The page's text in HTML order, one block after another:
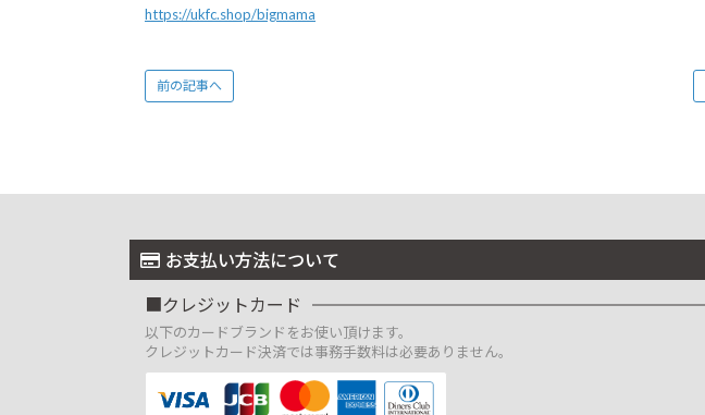
https://ukfc.shop/bigmama
前の記事へ
お支払い方法について
クレジットカード
以下のカードブランドをお使い頂けます。
クレジットカード決済では事務手数料は必要ありません。